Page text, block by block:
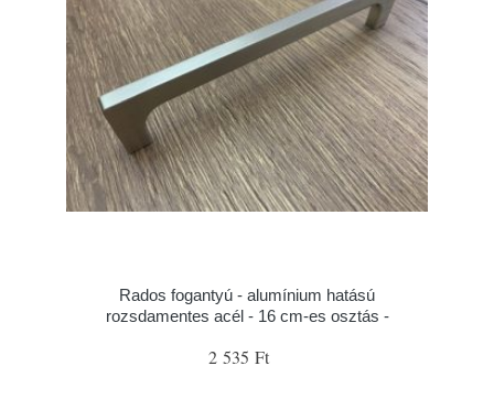
Rados fogantyú - alumínium hatású
rozsdamentes acél - 16 cm-es osztás -
2 535 Ft